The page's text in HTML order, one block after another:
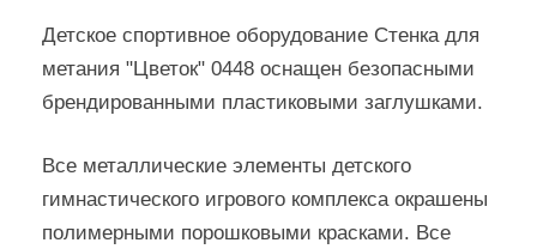
Детское спортивное оборудование Стенка для
метания "Цветок" 0448 оснащен безопасными
брендированными пластиковыми заглушками.
Все металлические элементы детского
гимнастического игрового комплекса окрашены
полимерными порошковыми красками. Все